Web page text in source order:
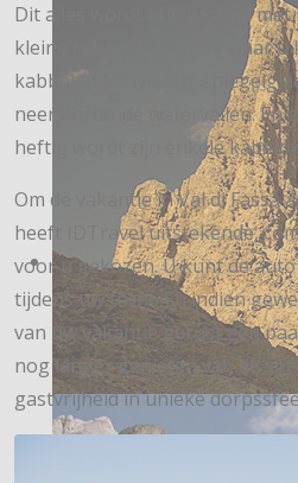
Dit alles wordt afgewisseld met
kleine refugio’s (hutten waar u
kabbelende rivieren,
neerstortende watervallen. En
heftig wordt zijn enkele
Om de vakantie in Val di Fassa
heeft IDTravel uitstekende,
voor u gekozen. U kunt de
tijdens uw tocht. En indien
van uw vakantie gerust een
nog langer genieten van de
gastvrijheid in unieke